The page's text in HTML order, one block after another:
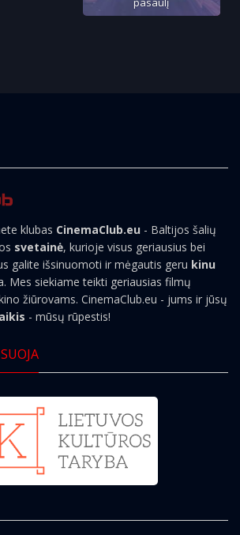
klubas CinemaClub.eu - Baltijos šalių
svetainė, kurioje visus geriausius bei
galite išsinuomoti ir mėgautis geru kinu
Mes siekiame teikti geriausias filmų
žiūrovams. CinemaClub.eu - jums ir jūsų
- mūsų rūpestis!